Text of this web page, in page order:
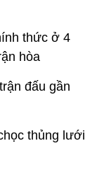
thức ở 4
hòa
đấu gần
thủng lưới